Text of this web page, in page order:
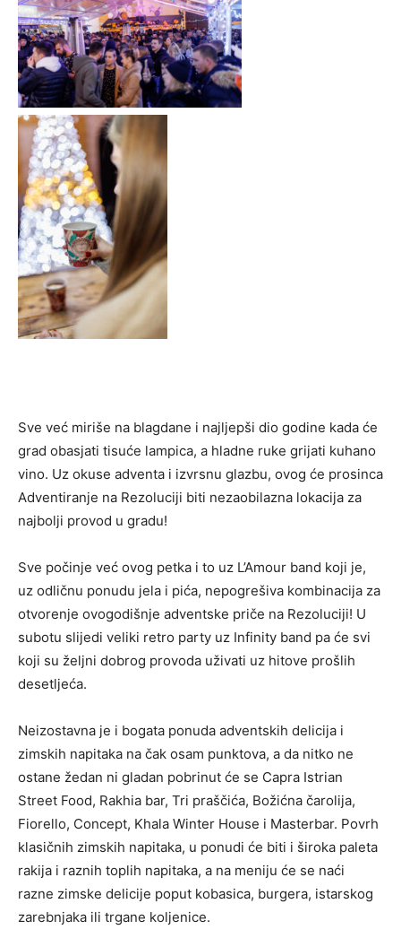
Sve već miriše na blagdane i najljepši dio godine kada će
grad obasjati tisuće lampica, a hladne ruke grijati kuhano
vino. Uz okuse adventa i izvrsnu glazbu, ovog će prosinca
Adventiranje na Rezoluciji biti nezaobilazna lokacija za
najbolji provod u gradu!
Sve počinje već ovog petka i to uz L’Amour band koji je,
uz odličnu ponudu jela i pića, nepogrešiva kombinacija za
otvorenje ovogodišnje adventske priče na Rezoluciji! U
subotu slijedi veliki retro party uz Infinity band pa će svi
koji su željni dobrog provoda uživati uz hitove prošlih
desetljeća.
Neizostavna je i bogata ponuda adventskih delicija i
zimskih napitaka na čak osam punktova, a da nitko ne
ostane žedan ni gladan pobrinut će se Capra Istrian
Street Food, Rakhia bar, Tri praščića, Božićna čarolija,
Fiorello, Concept, Khala Winter House i Masterbar. Povrh
klasičnih zimskih napitaka, u ponudi će biti i široka paleta
rakija i raznih toplih napitaka, a na meniju će se naći
razne zimske delicije poput kobasica, burgera, istarskog
zarebnjaka ili trgane koljenice.